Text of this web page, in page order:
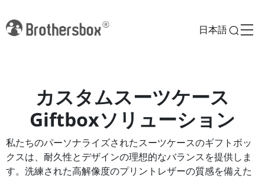
日本語
カスタムスーツケース
Giftboxソリューション
私たちのパーソナライズされたスーツケースのギフトボッ
クスは、耐久性とデザインの理想的なバランスを提供しま
す。洗練された高解像度のプリントレザーの質感を備えた